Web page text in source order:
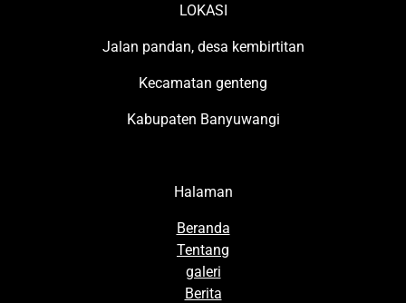
LOKASI
Jalan pandan, desa kembirtitan
Kecamatan genteng
Kabupaten Banyuwangi
Halaman
Beranda
Tentang
galeri
Berita